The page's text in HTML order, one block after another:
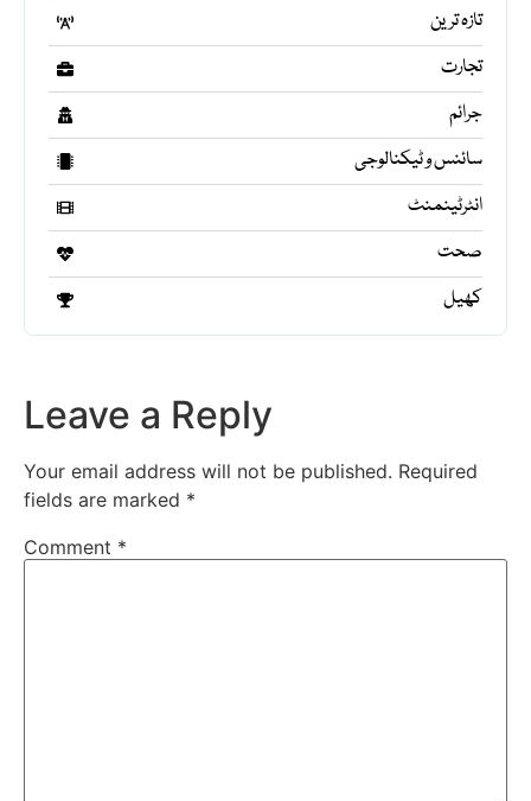
تازہ ترین
تجارت
جرائم
سائنس و ٹیکنالوجی
انٹرٹینمنٹ
صحت
کھیل
Leave a Reply
Your email address will not be published. Required
fields are marked *
Comment *